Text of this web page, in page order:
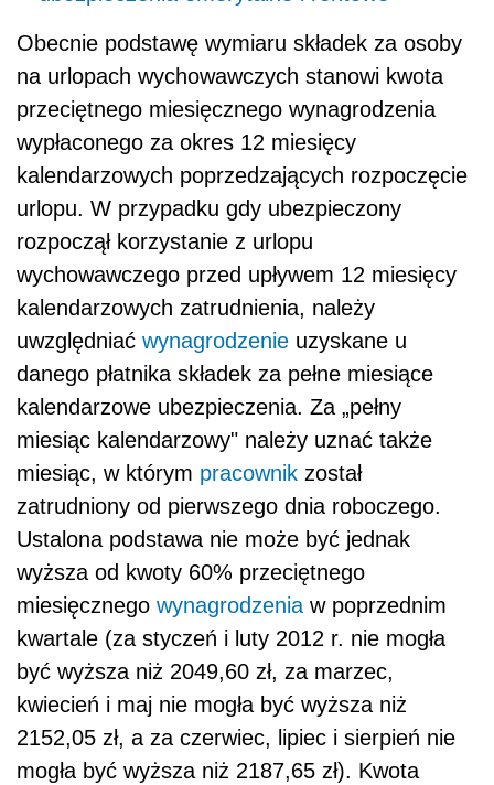
Obecnie podstawę wymiaru składek za osoby
na urlopach wychowawczych stanowi kwota
przeciętnego miesięcznego wynagrodzenia
wypłaconego za okres 12 miesięcy
kalendarzowych poprzedzających rozpoczęcie
urlopu. W przypadku gdy ubezpieczony
rozpoczął korzystanie z urlopu
wychowawczego przed upływem 12 miesięcy
kalendarzowych zatrudnienia, należy
uwzględniać wynagrodzenie uzyskane u
danego płatnika składek za pełne miesiące
kalendarzowe ubezpieczenia. Za „pełny
miesiąc kalendarzowy" należy uznać także
miesiąc, w którym pracownik został
zatrudniony od pierwszego dnia roboczego.
Ustalona podstawa nie może być jednak
wyższa od kwoty 60% przeciętnego
miesięcznego wynagrodzenia w poprzednim
kwartale (za styczeń i luty 2012 r. nie mogła
być wyższa niż 2049,60 zł, za marzec,
kwiecień i maj nie mogła być wyższa niż
2152,05 zł, a za czerwiec, lipiec i sierpień nie
mogła być wyższa niż 2187,65 zł). Kwota